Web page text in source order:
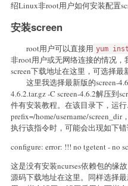
绍Linux非root用户如何安装配置
安装screen
root用户可以直接用 yum
非root用户或无网络连接的情况，
screen下载地址在这里，可选择最
这里我选择最新版的screen-
4.6.2.tar.gz -C screen-4.6.2解压到
件有安装教程。在该目录下，运行
prefix=/home/username/screen_dir
执行该指令时，可能会出现如下错
configure: error: !!! no tgetent - no
这是没有安装ncurses依赖包的缘
源码下载地址在这里。同样选择